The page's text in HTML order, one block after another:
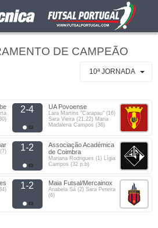
DE CAMPEÃO
10ª JORNADA
2-4 UA Povoense
Lara Martins "Carapau" (16)
Sara Vieira (21,22) Maria
Madalena Campos (36)
1-2
Associação Académica
de Coimbra
Mariana Rodrigues (1) Lígia
Campos (32 p.b)
1-2 Maia Futsal/Mercainox
Anabela Sá (2) Sara Pereira
(6)